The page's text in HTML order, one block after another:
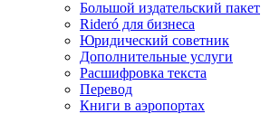
Большой издательский пакет
Rideró для бизнеса
Юридический советник
Дополнительные услуги
Расшифровка текста
Перевод
Книги в аэропортах